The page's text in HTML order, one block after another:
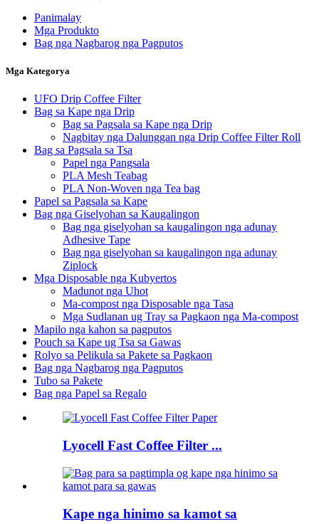
Panimalay
Mga Produkto
Bag nga Nagbarog nga Pagputos
Mga Kategorya
UFO Drip Coffee Filter
Bag sa Kape nga Drip
Bag sa Pagsala sa Kape nga Drip
Nagbitay nga Dalunggan nga Drip Coffee Filter Roll
Bag sa Pagsala sa Tsa
Papel nga Pangsala
PLA Mesh Teabag
PLA Non-Woven nga Tea bag
Papel sa Pagsala sa Kape
Bag nga Giselyohan sa Kaugalingon
Bag nga giselyohan sa kaugalingon nga adunay
Adhesive Tape
Bag nga giselyohan sa kaugalingon nga adunay
Ziplock
Mga Disposable nga Kubyertos
Madunot nga Uhot
Ma-compost nga Disposable nga Tasa
Mga Sudlanan ug Tray sa Pagkaon nga Ma-compost
Mapilo nga kahon sa pagputos
Pouch sa Kape ug Tsa sa Gawas
Rolyo sa Pelikula sa Pakete sa Pagkaon
Bag nga Nagbarog nga Pagputos
Tubo sa Pakete
Bag nga Papel sa Regalo
Lyocell Fast Coffee Filter ...
Kape nga hinimo sa kamot sa